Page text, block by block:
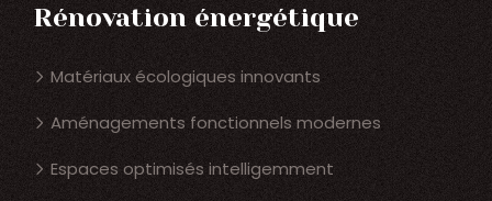
Rénovation énergétique
Matériaux écologiques innovants
Aménagements fonctionnels modernes
Espaces optimisés intelligemment